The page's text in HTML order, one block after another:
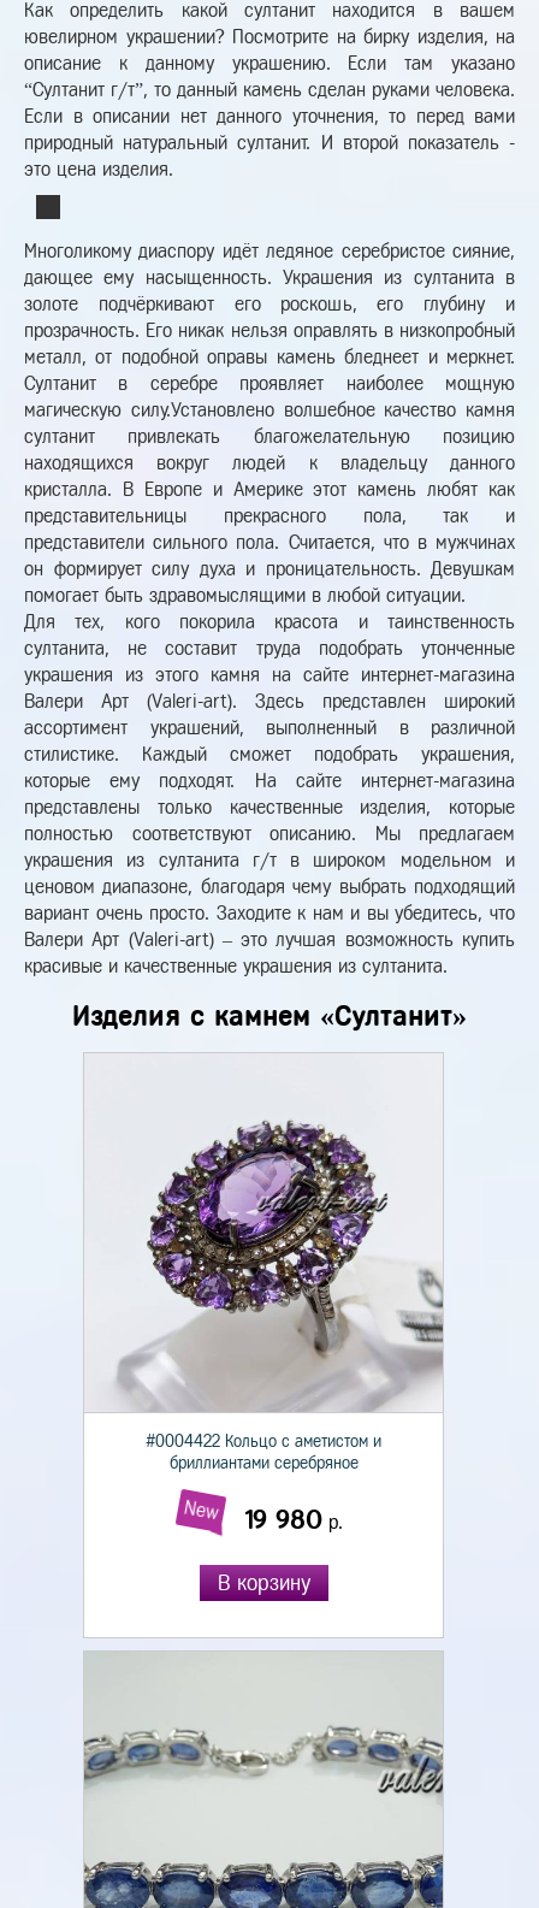
Как определить какой султанит находится в вашем
ювелирном украшении? Посмотрите на бирку изделия, на
описание к данному украшению. Если там указано
“Султанит г/т”, то данный камень сделан руками человека.
Если в описании нет данного уточнения, то перед вами
природный натуральный султанит. И второй показатель -
это цена изделия.
Многоликому диаспору идёт ледяное серебристое сияние,
дающее ему насыщенность. Украшения из султанита в
золоте подчёркивают его роскошь, его глубину и
прозрачность. Его никак нельзя оправлять в низкопробный
металл, от подобной оправы камень бледнеет и меркнет.
Султанит в серебре проявляет наиболее мощную
магическую силу.Установлено волшебное качество камня
султанит привлекать благожелательную позицию
находящихся вокруг людей к владельцу данного
кристалла. В Европе и Америке этот камень любят как
представительницы прекрасного пола, так и
представители сильного пола. Считается, что в мужчинах
он формирует силу духа и проницательность. Девушкам
помогает быть здравомыслящими в любой ситуации.
Для тех, кого покорила красота и таинственность
султанита, не составит труда подобрать утонченные
украшения из этого камня на сайте интернет-магазина
Валери Арт (Valeri-art). Здесь представлен широкий
ассортимент украшений, выполненный в различной
стилистике. Каждый сможет подобрать украшения,
которые ему подходят. На сайте интернет-магазина
представлены только качественные изделия, которые
полностью соответствуют описанию. Мы предлагаем
украшения из султанита г/т в широком модельном и
ценовом диапазоне, благодаря чему выбрать подходящий
вариант очень просто. Заходите к нам и вы убедитесь, что
Валери Арт (Valeri-art) – это лучшая возможность купить
красивые и качественные украшения из султанита.
Изделия с камнем «Султанит»
#0004422 Кольцо с аметистом и
бриллиантами серебряное
New 19 980 р.
В корзину